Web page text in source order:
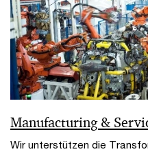
Manufacturing &
Wir unterstützen die